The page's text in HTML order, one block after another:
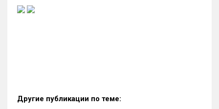
Другие публикации по теме: